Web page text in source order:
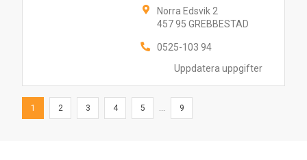
Uppdatera uppgifter
Norra Edsvik 2
457 95 GREBBESTAD
0525-103 94
1 2 3 4 5 ... 9